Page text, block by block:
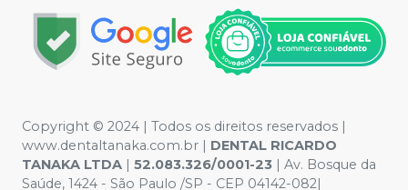
Copyright © 2024 | Todos os direitos reservados |
www.dentaltanaka.com.br | DENTAL RICARDO
TANAKA LTDA | 52.083.326/0001-23 | Av. Bosque da
Saúde, 1424 - São Paulo /SP - CEP 04142-082|